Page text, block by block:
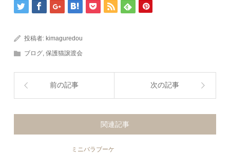
投稿者: kimaguredou
ブログ,保護猫譲渡会
前の記事 次の記事
関連記事
ミニバラブーケ